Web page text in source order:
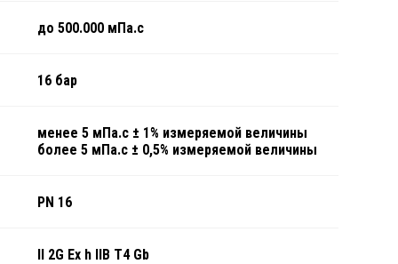
до 500.000 мПа.с
16 бар
менее 5 мПа.с ± 1% измеряемой величины
более 5 мПа.с ± 0,5% измеряемой величины
PN 16
II 2G Ex h IIB T4 Gb